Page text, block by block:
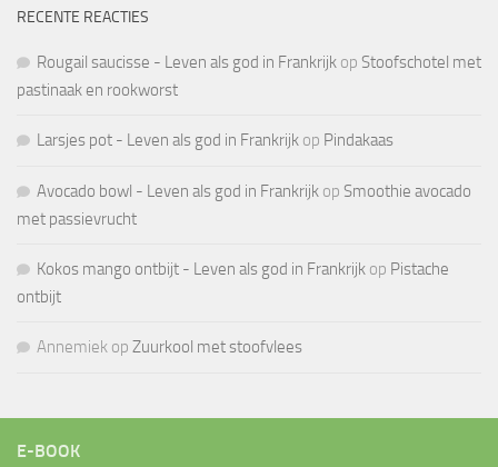
RECENTE REACTIES
Rougail saucisse - Leven als god in Frankrijk op Stoofschotel met
pastinaak en rookworst
Larsjes pot - Leven als god in Frankrijk op Pindakaas
Avocado bowl - Leven als god in Frankrijk op Smoothie avocado
met passievrucht
Kokos mango ontbijt - Leven als god in Frankrijk op Pistache
ontbijt
Annemiek op Zuurkool met stoofvlees
E-BOOK